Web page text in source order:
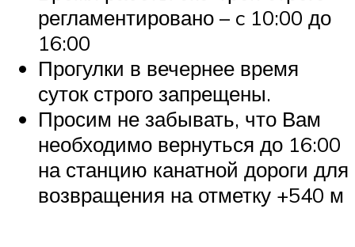
регламентировано – c 10:00 до
16:00
Прогулки в вечернее время
суток строго запрещены.
Просим не забывать, что Вам
необходимо вернуться до 16:00
на станцию канатной дороги для
возвращения на отметку +540 м